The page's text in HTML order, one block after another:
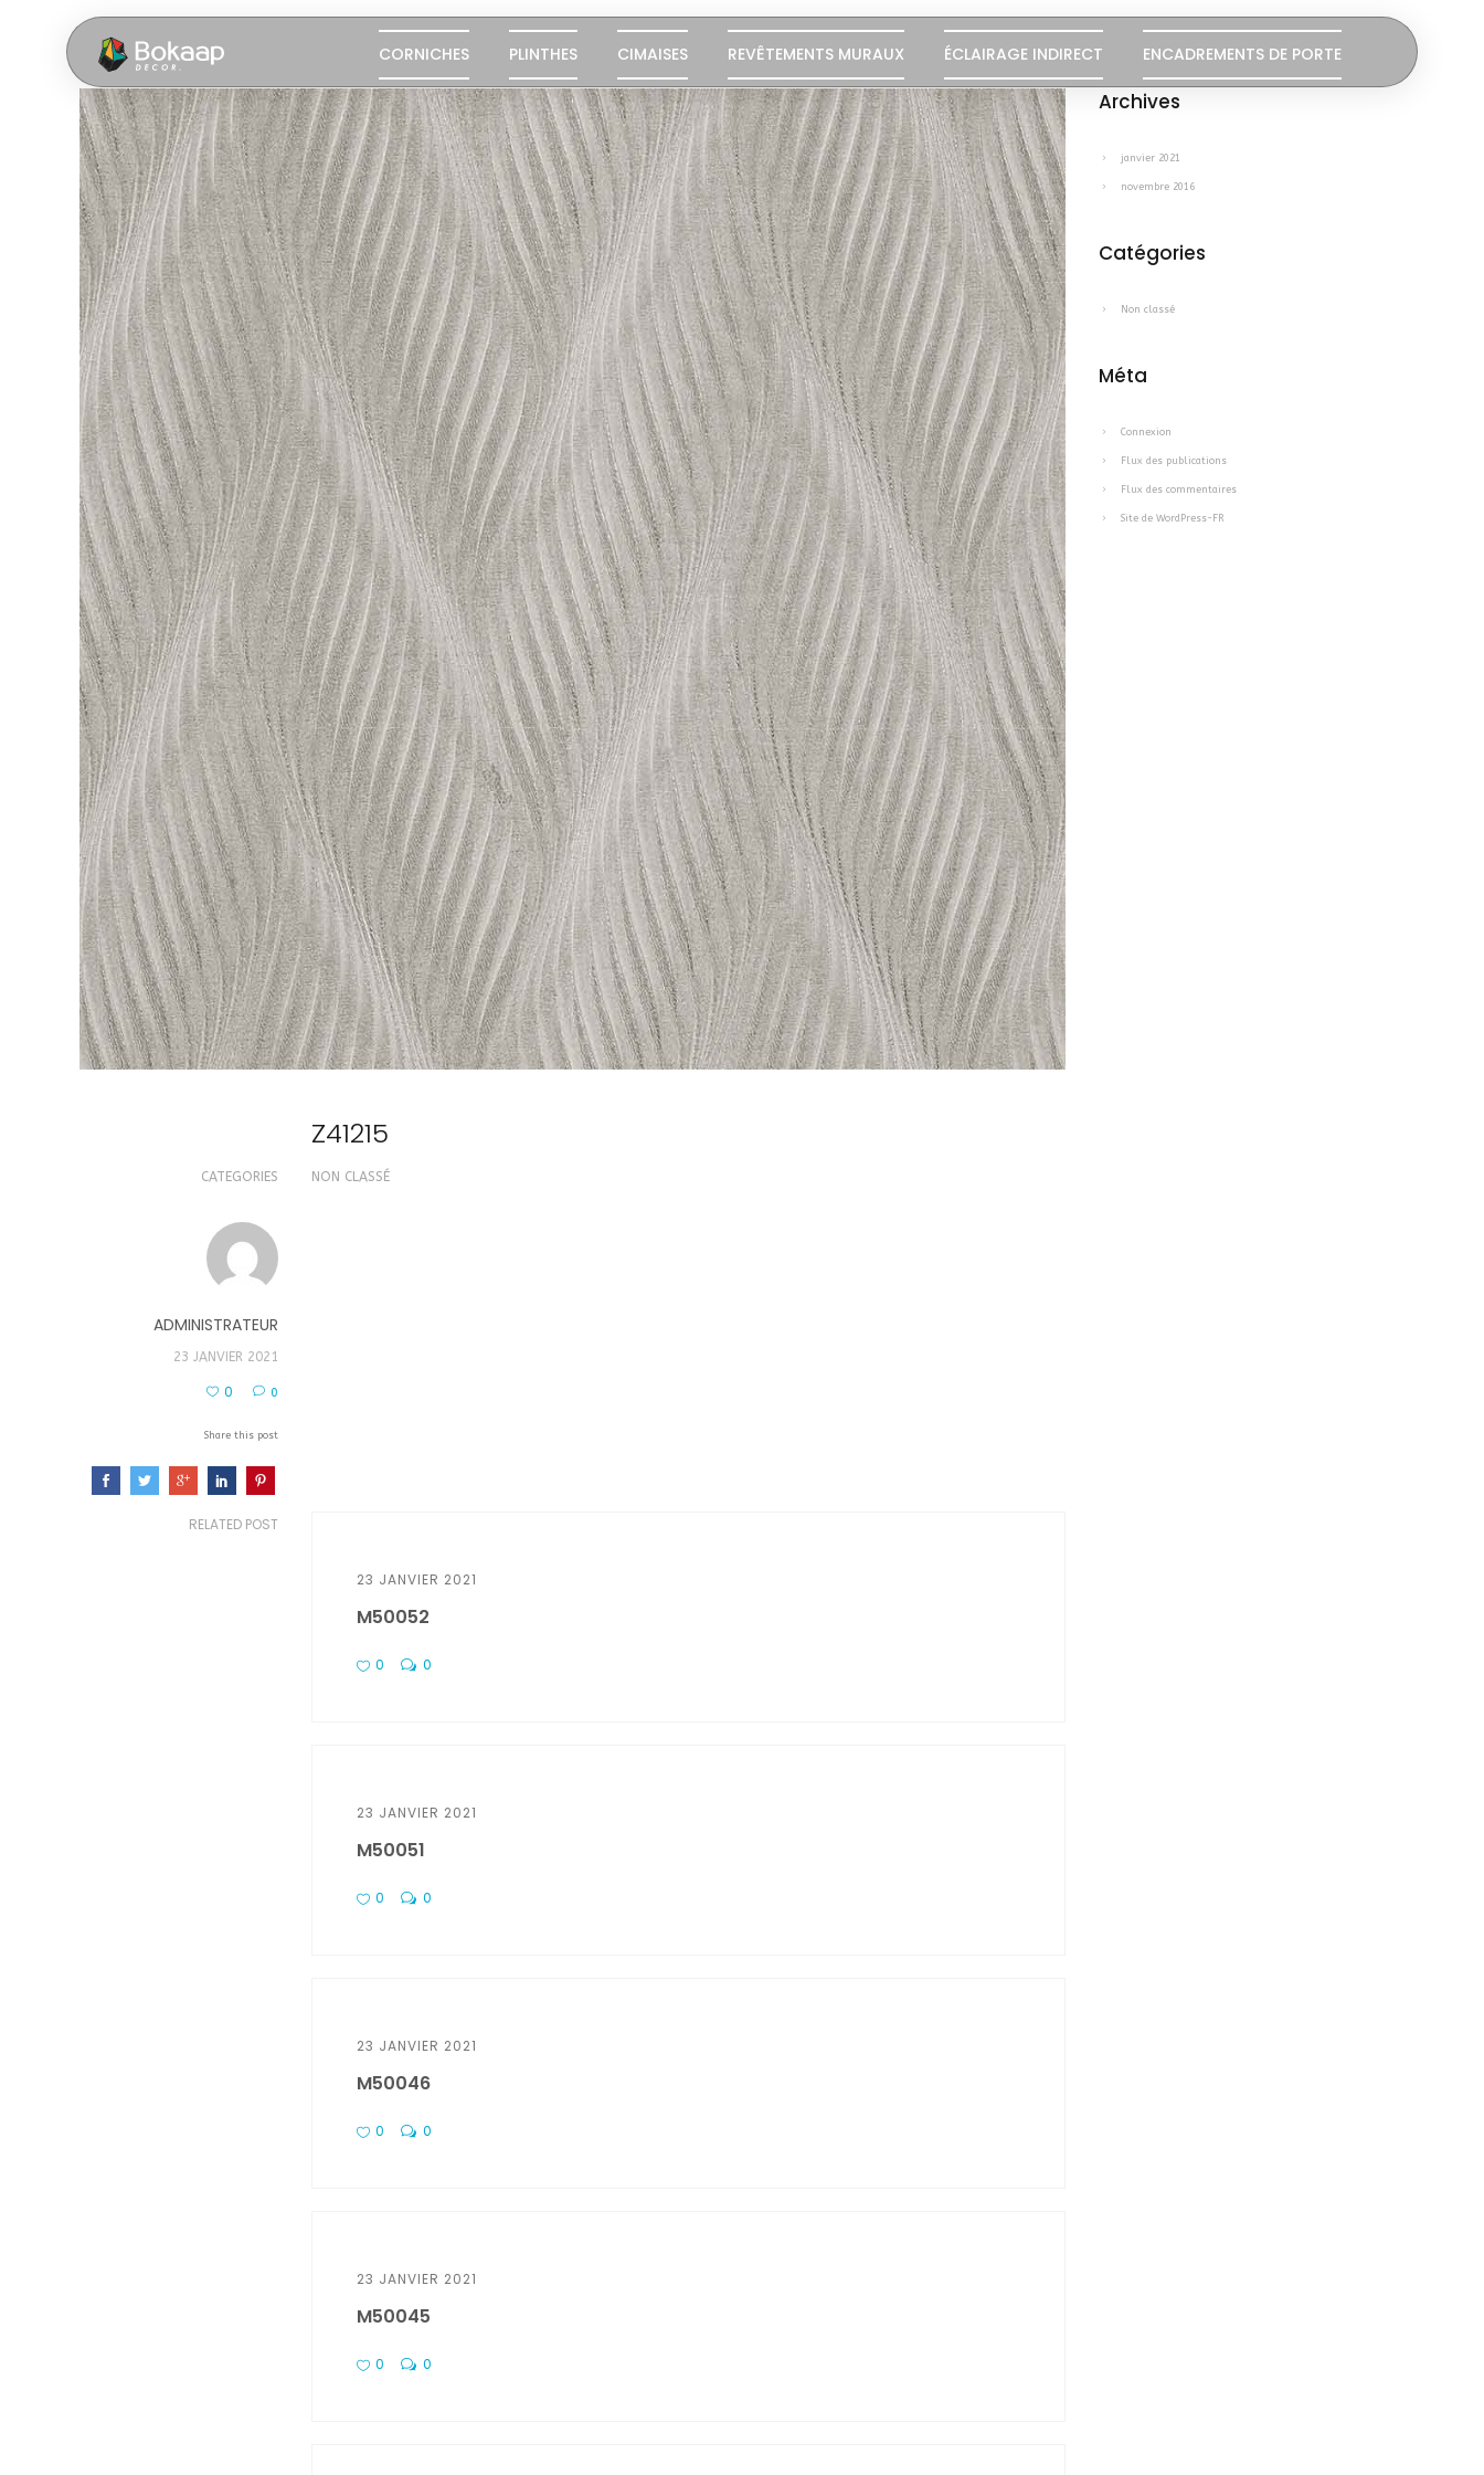
CORNICHES PLINTHES CIMAISES REVÊTEMENTS MURAUX ÉCLAIRAGE INDIRECT ENCADREMENTS DE PORTE
Z41215
CATEGORIES NON CLASSÉ
ADMINISTRATEUR
23 JANVIER 2021
0 0
Share this post
RELATED POST
23 JANVIER 2021
M50052
0 0
23 JANVIER 2021
M50051
0 0
23 JANVIER 2021
M50046
0 0
23 JANVIER 2021
M50045
0 0
Archives
janvier 2021
novembre 2016
Catégories
Non classé
Méta
Connexion
Flux des publications
Flux des commentaires
Site de WordPress-FR